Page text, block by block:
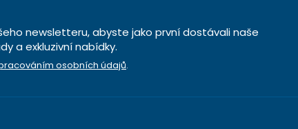
newsletteru, abyste jako první dostávali naše
a exkluzivní nabídky.
osobních údajů.